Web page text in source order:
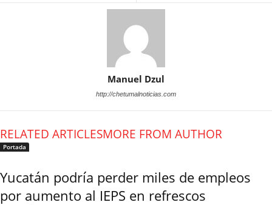
Manuel Dzul
http://chetumalnoticias.com
RELATED ARTICLESMORE FROM AUTHOR
Portada
Yucatán podría perder miles de empleos
por aumento al IEPS en refrescos